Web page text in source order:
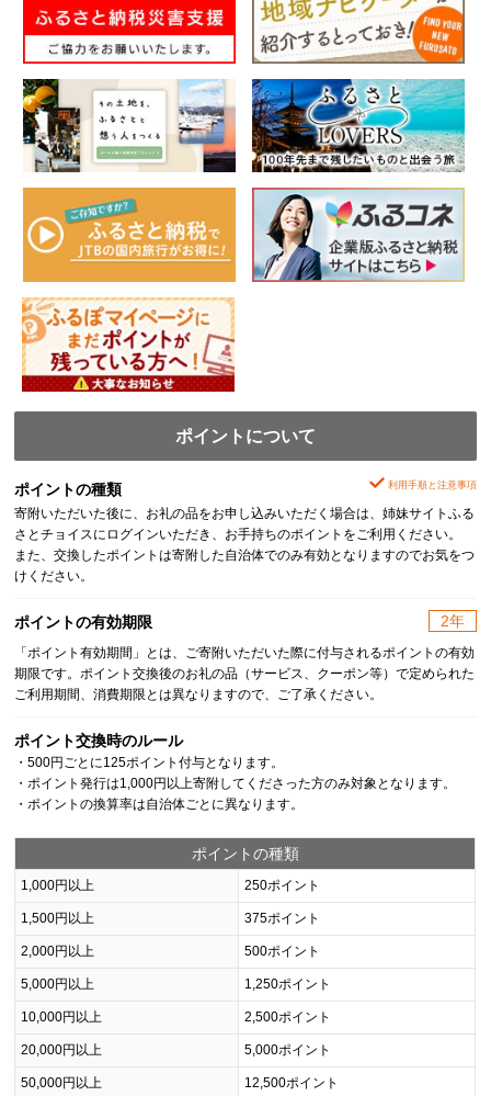
ポイントについて
ポイントの種類 利用手順と注意事項
寄附いただいた後に、お礼の品をお申し込みいただく場合は、姉妹サイトふる
さとチョイスにログインいただき、お手持ちのポイントをご利用ください。
また、交換したポイントは寄附した自治体でのみ有効となりますのでお気をつ
けください。
ポイントの有効期限 2年
「ポイント有効期間」とは、ご寄附いただいた際に付与されるポイントの有効
期限です。ポイント交換後のお礼の品（サービス、クーポン等）で定められた
ご利用期間、消費期限とは異なりますので、ご了承ください。
ポイント交換時のルール
・500円ごとに125ポイント付与となります。
・ポイント発行は1,000円以上寄附してくださった方のみ対象となります。
・ポイントの換算率は自治体ごとに異なります。
ポイントの種類
1,000円以上 250ポイント
1,500円以上 375ポイント
2,000円以上 500ポイント
5,000円以上 1,250ポイント
10,000円以上 2,500ポイント
20,000円以上 5,000ポイント
50,000円以上 12,500ポイント